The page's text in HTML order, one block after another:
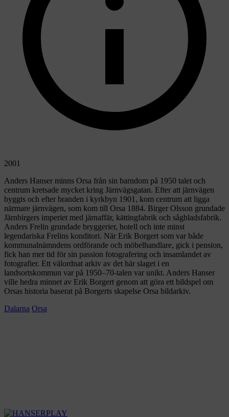
2001
Anders Hanser minns Orsa från sin barndom på 1950 talet och
centrum kretsade mycket kring Järnvägsgatan. Efter att järnvägen
byggts och efter branden i kyrkbyn 1901, kom centrum att ligga
närmare järnvägen, som kom till Orsa 1884. Birger Olsson grundade
Järnbirgers imperiet med järnaffär, kättingfabrik och sågbladsfabrik.
Anders Frelin grundade bryggerier, hotell och inte minst
legendariska Frelins konditori. När Erik Borgert som var både
kommunalnämndens ordförande och möbelhandlare, gick i pension,
fick han mer tid för sin passion fotografering och insamlandet av
fotografier. Ett välordnat arkiv av det här slaget i en
landsortskommun var på 1950–70-talen var unikt. Anders Hanser
ville hedra minnet av Erik Borgert genom att göra ett bildspel om
Orsas historia baserat på Borgerts skapelse Orsa bildarkiv.
Dalarna Orsa